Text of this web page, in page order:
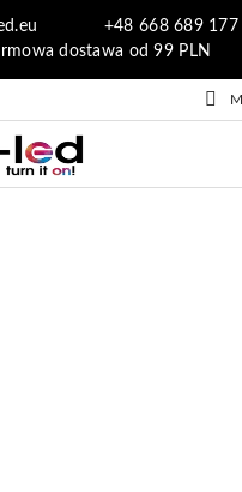
głównej
konto
głównego
produktu
led.eu +48 668 689
dostawa od 99 PLN